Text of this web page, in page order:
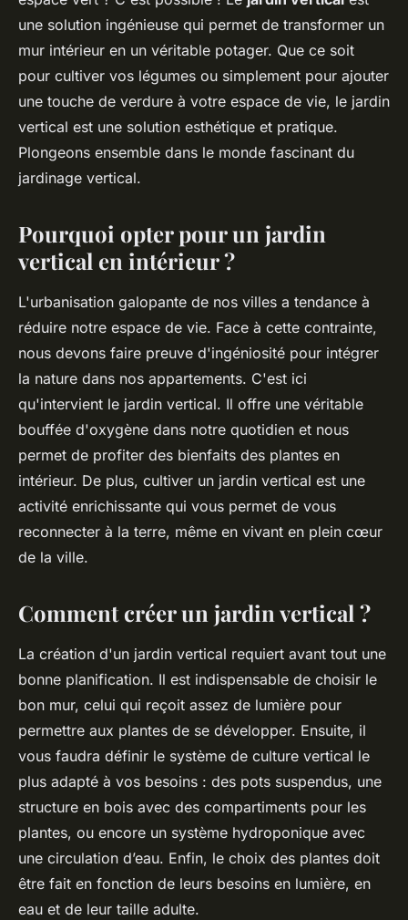
un jardin vertical efficace dans
un appartement ?
Valentin•13 mai 2024•6 min de lecture
une solution ingénieuse qui permet de transformer un
mur intérieur en un véritable potager. Que ce soit
pour cultiver vos légumes ou simplement pour ajouter
une touche de verdure à votre espace de vie, le jardin
vertical est une solution esthétique et pratique.
Plongeons ensemble dans le monde fascinant du
jardinage vertical.
Pourquoi opter pour un jardin
vertical en intérieur ?
L'urbanisation galopante de nos villes a tendance à
réduire notre espace de vie. Face à cette contrainte,
nous devons faire preuve d'ingéniosité pour intégrer
la nature dans nos appartements. C'est ici
qu'intervient le jardin vertical. Il offre une véritable
bouffée d'oxygène dans notre quotidien et nous
permet de profiter des bienfaits des plantes en
intérieur. De plus, cultiver un jardin vertical est une
activité enrichissante qui vous permet de vous
reconnecter à la terre, même en vivant en plein cœur
de la ville.
Comment créer un jardin vertical ?
La création d'un jardin vertical requiert avant tout une
bonne planification. Il est indispensable de choisir le
bon mur, celui qui reçoit assez de lumière pour
permettre aux plantes de se développer. Ensuite, il
vous faudra définir le système de culture vertical le
plus adapté à vos besoins : des pots suspendus, une
structure en bois avec des compartiments pour les
plantes, ou encore un système hydroponique avec
une circulation d’eau. Enfin, le choix des plantes doit
être fait en fonction de leurs besoins en lumière, en
eau et de leur taille adulte.